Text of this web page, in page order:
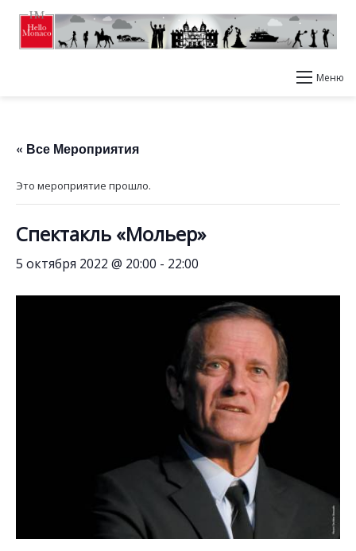
Меню
« Все Мероприятия
Это мероприятие прошло.
Спектакль «Мольер»
5 октября 2022 @ 20:00 - 22:00